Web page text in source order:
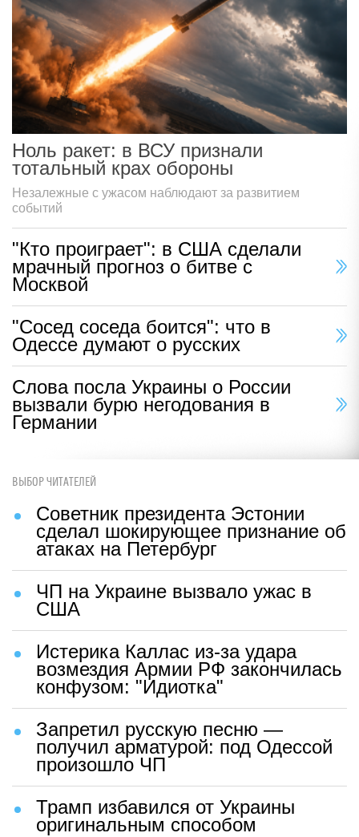
Ноль ракет: в ВСУ признали
тотальный крах обороны
Незалежные с ужасом наблюдают за развитием
событий
"Кто проиграет": в США сделали
мрачный прогноз о битве с
Москвой
"Сосед соседа боится": что в
Одессе думают о русских
Слова посла Украины о России
вызвали бурю негодования в
Германии
ВЫБОР ЧИТАТЕЛЕЙ
Советник президента Эстонии
сделал шокирующее признание об
атаках на Петербург
ЧП на Украине вызвало ужас в
США
Истерика Каллас из-за удара
возмездия Армии РФ закончилась
конфузом: "Идиотка"
Запретил русскую песню —
получил арматурой: под Одессой
произошло ЧП
Трамп избавился от Украины
оригинальным способом